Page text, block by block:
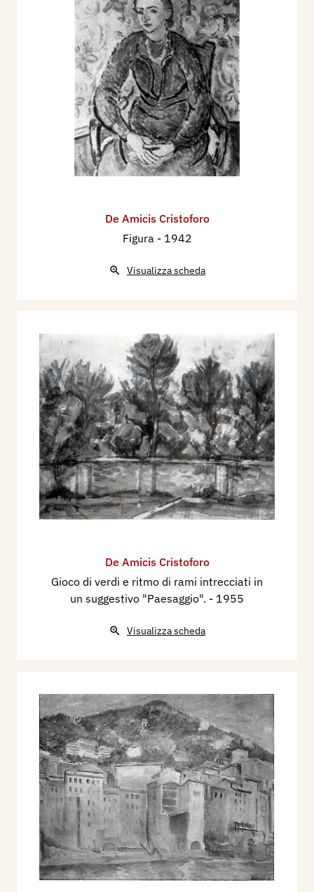
De Amicis Cristoforo
Figura - 1942
Visualizza scheda
De Amicis Cristoforo
Gioco di verdi e ritmo di rami intrecciati in
un suggestivo "Paesaggio". - 1955
Visualizza scheda